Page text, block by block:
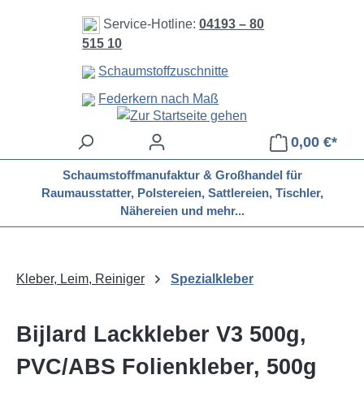
Zum Hauptinhalt springen
Service-Hotline:04193 – 80
515 10
Schaumstoffzuschnitte
Federkern nach Maß
0,00 €*
Schaumstoffmanufaktur & Großhandel für
Raumausstatter, Polstereien, Sattlereien, Tischler,
Nähereien und mehr...
Kleber, Leim, Reiniger Spezialkleber
Bijlard Lackkleber V3 500g,
PVC/ABS Folienkleber, 500g